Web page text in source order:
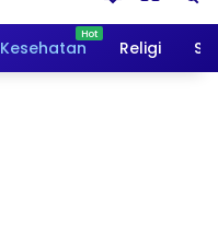
Kesehatan Religi